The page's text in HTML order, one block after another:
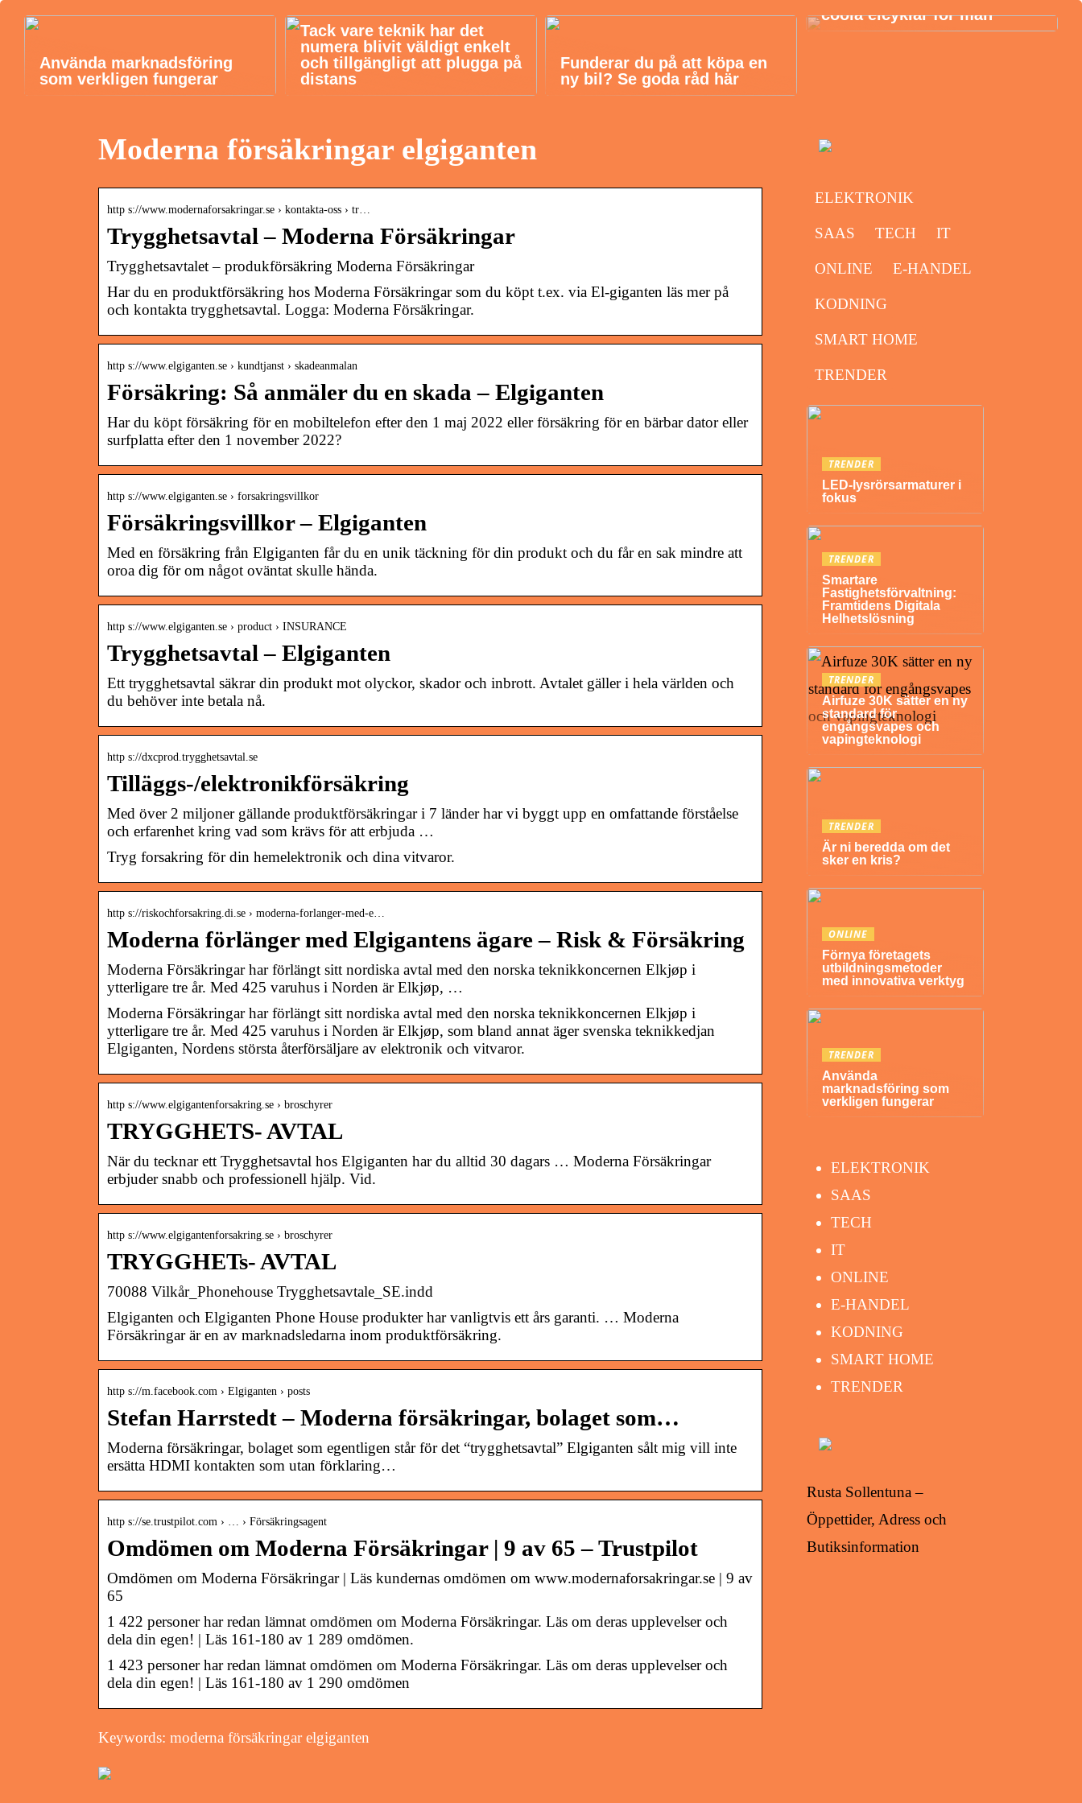
Använda marknadsföring
som verkligen fungerar
Tack vare teknik har det
numera blivit väldigt enkelt
och tillgängligt att plugga på
distans
Funderar du på att köpa en
ny bil? Se goda råd här
coola elcyklar för män
Moderna försäkringar elgiganten
http s://www.modernaforsakringar.se › kontakta-oss › tr…
Trygghetsavtal – Moderna Försäkringar
Trygghetsavtalet – produkförsäkring Moderna Försäkringar
Har du en produktförsäkring hos Moderna Försäkringar som du köpt t.ex. via El-giganten läs mer på
och kontakta trygghetsavtal. Logga: Moderna Försäkringar.
http s://www.elgiganten.se › kundtjanst › skadeanmalan
Försäkring: Så anmäler du en skada – Elgiganten
Har du köpt försäkring för en mobiltelefon efter den 1 maj 2022 eller försäkring för en bärbar dator eller
surfplatta efter den 1 november 2022?
http s://www.elgiganten.se › forsakringsvillkor
Försäkringsvillkor – Elgiganten
Med en försäkring från Elgiganten får du en unik täckning för din produkt och du får en sak mindre att
oroa dig för om något oväntat skulle hända.
http s://www.elgiganten.se › product › INSURANCE
Trygghetsavtal – Elgiganten
Ett trygghetsavtal säkrar din produkt mot olyckor, skador och inbrott. Avtalet gäller i hela världen och
du behöver inte betala nå.
http s://dxcprod.trygghetsavtal.se
Tilläggs-/elektronikförsäkring
Med över 2 miljoner gällande produktförsäkringar i 7 länder har vi byggt upp en omfattande förståelse
och erfarenhet kring vad som krävs för att erbjuda …
Tryg forsakring för din hemelektronik och dina vitvaror.
http s://riskochforsakring.di.se › moderna-forlanger-med-e…
Moderna förlänger med Elgigantens ägare – Risk & Försäkring
Moderna Försäkringar har förlängt sitt nordiska avtal med den norska teknikkoncernen Elkjøp i
ytterligare tre år. Med 425 varuhus i Norden är Elkjøp, …
Moderna Försäkringar har förlängt sitt nordiska avtal med den norska teknikkoncernen Elkjøp i
ytterligare tre år. Med 425 varuhus i Norden är Elkjøp, som bland annat äger svenska teknikkedjan
Elgiganten, Nordens största återförsäljare av elektronik och vitvaror.
http s://www.elgigantenforsakring.se › broschyrer
TRYGGHETS- AVTAL
När du tecknar ett Trygghetsavtal hos Elgiganten har du alltid 30 dagars … Moderna Försäkringar
erbjuder snabb och professionell hjälp. Vid.
http s://www.elgigantenforsakring.se › broschyrer
TRYGGHETs- AVTAL
70088 Vilkår_Phonehouse Trygghetsavtale_SE.indd
Elgiganten och Elgiganten Phone House produkter har vanligtvis ett års garanti. … Moderna
Försäkringar är en av marknadsledarna inom produktförsäkring.
http s://m.facebook.com › Elgiganten › posts
Stefan Harrstedt – Moderna försäkringar, bolaget som…
Moderna försäkringar, bolaget som egentligen står för det “trygghetsavtal” Elgiganten sålt mig vill inte
ersätta HDMI kontakten som utan förklaring…
http s://se.trustpilot.com › … › Försäkringsagent
Omdömen om Moderna Försäkringar | 9 av 65 – Trustpilot
Omdömen om Moderna Försäkringar | Läs kundernas omdömen om www.modernaforsakringar.se | 9 av
65
1 422 personer har redan lämnat omdömen om Moderna Försäkringar. Läs om deras upplevelser och
dela din egen! | Läs 161-180 av 1 289 omdömen.
1 423 personer har redan lämnat omdömen om Moderna Försäkringar. Läs om deras upplevelser och
dela din egen! | Läs 161-180 av 1 290 omdömen
Keywords: moderna försäkringar elgiganten
ELEKTRONIK
SAAS TECH IT
ONLINE E-HANDEL
KODNING
SMART HOME
TRENDER
TRENDER
LED-lysrörsarmaturer i
fokus
TRENDER
Smartare
Fastighetsförvaltning:
Framtidens Digitala
Helhetslösning
TRENDER
Airfuze 30K sätter en ny
standard för
engångsvapes och
vapingteknologi
TRENDER
Är ni beredda om det
sker en kris?
ONLINE
Förnya företagets
utbildningsmetoder
med innovativa verktyg
TRENDER
Använda
marknadsföring som
verkligen fungerar
ELEKTRONIK
SAAS
TECH
IT
ONLINE
E-HANDEL
KODNING
SMART HOME
TRENDER
Rusta Sollentuna –
Öppettider, Adress och
Butiksinformation